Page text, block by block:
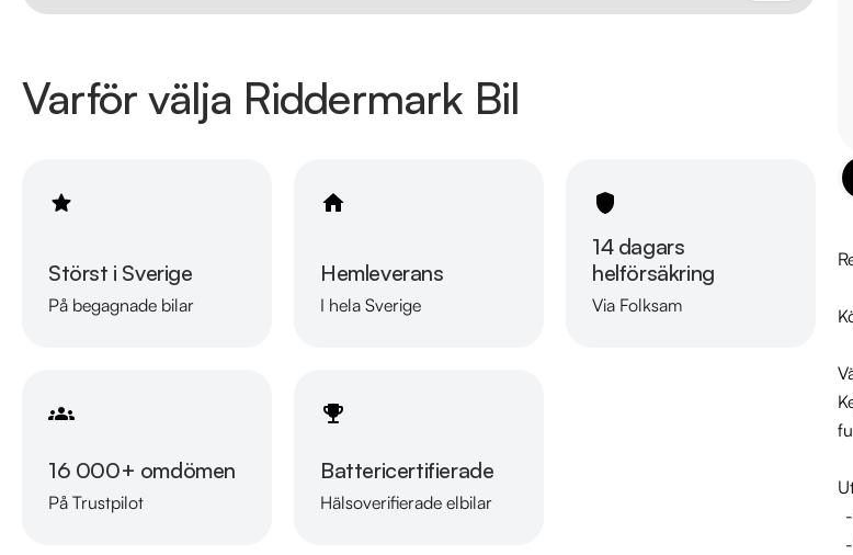
Varför välja Riddermark Bil
Störst i Sverige
På begagnade bilar
Hemleverans
I hela Sverige
14 dagars
helförsäkring
Via Folksam
16 000+ omdömen
På Trustpilot
Battericertifierade
Hälsoverifierade elbilar